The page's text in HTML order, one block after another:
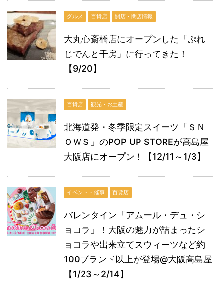
グルメ 百貨店 開店・閉店情報
大丸心斎橋店にオープンした「ぷれ
じでんと千房」に行ってきた！
【9/20】
百貨店 観光・お土産
北海道発・冬季限定スイーツ「ＳＮ
ＯＷＳ」のPOP UP STOREが高島屋
大阪店にオープン！【12/11～1/3】
イベント・催事 百貨店
バレンタイン「アムール・デュ・シ
ョコラ」！大阪の魅力が詰まったシ
ョコラや出来立てスウィーツなど約
100ブランド以上が登場@大阪高島屋
【1/23～2/14】